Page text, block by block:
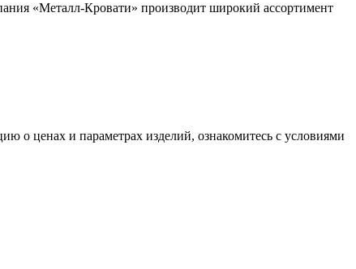
«Металл-Кровати» производит широкий ассортимент
о ценах и параметрах изделий, ознакомитесь с условиями